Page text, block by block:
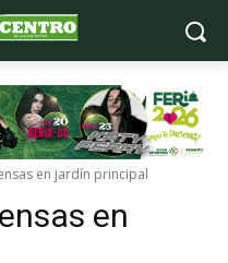
en jardín principal
en